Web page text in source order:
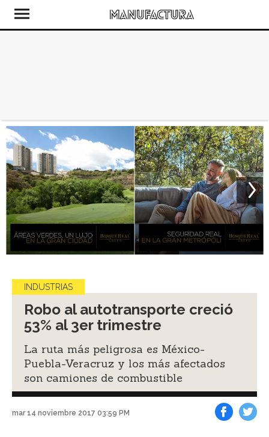
INDUSTRIAS
Robo al autotransporte creció
53% al 3er trimestre
La ruta más peligrosa es México-
Puebla-Veracruz y los más afectados
son camiones de combustible
mar 14 noviembre 2017 03:59 PM